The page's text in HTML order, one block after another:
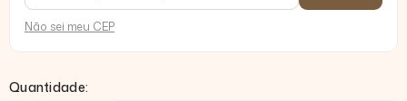
Não sei meu CEP
Quantidade: